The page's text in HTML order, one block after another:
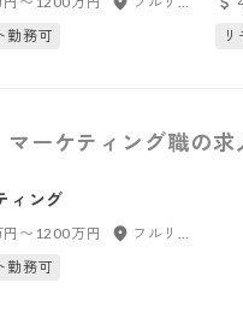
勤務可
マーケティング職の求
ィング
〜1200万円
フルリモート
勤務可